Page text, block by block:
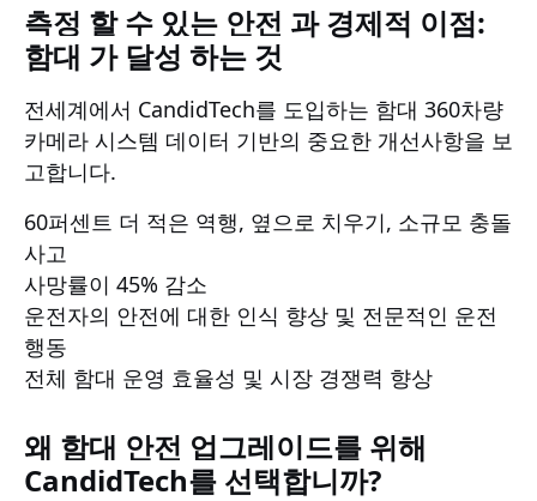
측정 할 수 있는 안전 과 경제적 이점:
함대 가 달성 하는 것
전세계에서 CandidTech를 도입하는 함대 360차량
카메라 시스템 데이터 기반의 중요한 개선사항을 보
고합니다.
60퍼센트 더 적은 역행, 옆으로 치우기, 소규모 충돌
사고
사망률이 45% 감소
운전자의 안전에 대한 인식 향상 및 전문적인 운전
행동
전체 함대 운영 효율성 및 시장 경쟁력 향상
왜 함대 안전 업그레이드를 위해
CandidTech를 선택합니까?